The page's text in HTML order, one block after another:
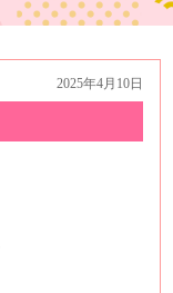
2025年4月10日